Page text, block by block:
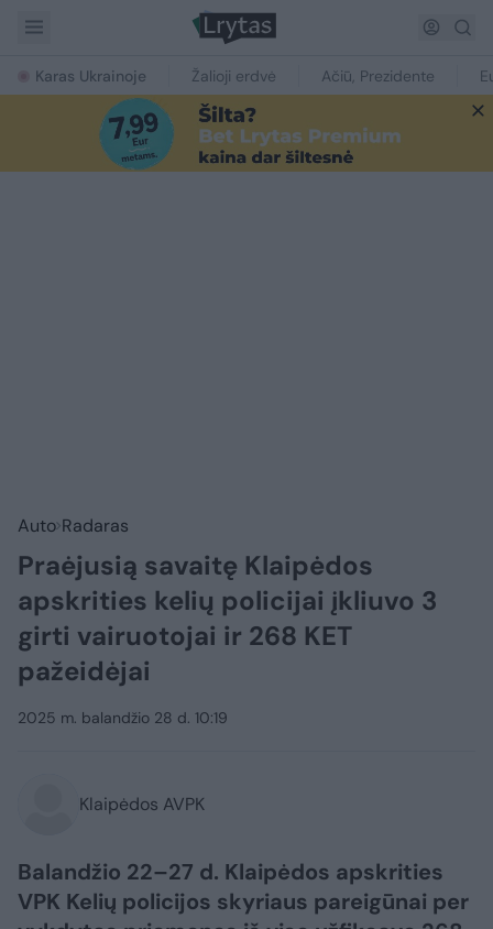
Karas Ukrainoje Žalioji erdvė Ačiū, Prezidente
Auto Radaras
Praėjusią savaitę Klaipėdos
apskrities kelių policijai įkliuvo 3
girti vairuotojai ir 268 KET
pažeidėjai
2025 m. balandžio 28 d. 10:19
Klaipėdos AVPK
Balandžio 22–27 d. Klaipėdos apskrities
VPK Kelių policijos skyriaus pareigūnai per